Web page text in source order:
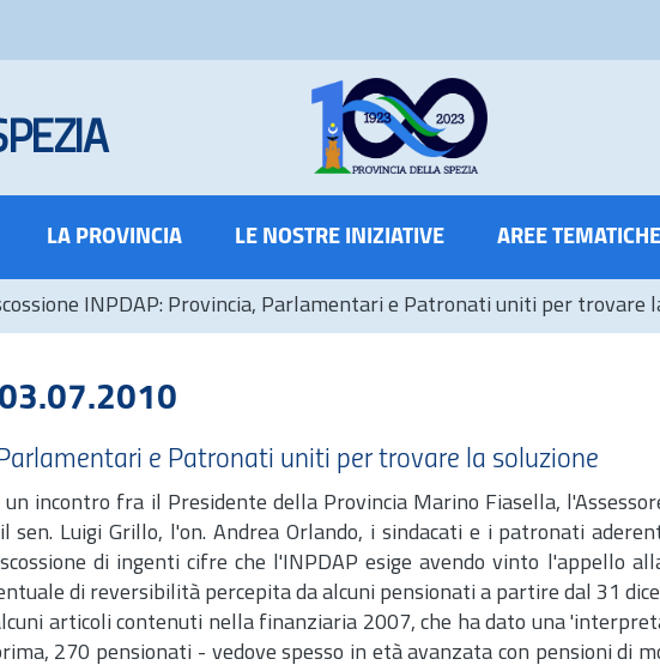
LA PROVINCIA LE NOSTRE INIZIATIVE AREE TEMATICHE
INPDAP: Provincia, Parlamentari e Patronati uniti per trovare
03.07.2010
e Patronati uniti per trovare la soluzione
incontro fra il Presidente della Provincia Marino Fiasella,
sen. Luigi Grillo, l'on. Andrea Orlando, i sindacati e i patronati
di ingenti cifre che l'INPDAP esige avendo vinto l'appello
di reversibilità percepita da alcuni pensionati a partire dal 31
articoli contenuti nella finanziaria 2007, che ha dato una
270 pensionati - vedove spesso in età avanzata con pensioni di